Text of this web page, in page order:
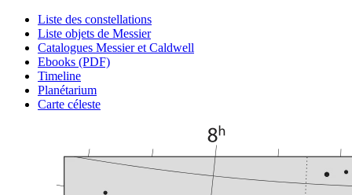
Liste des constellations
Liste objets de Messier
Catalogues Messier et Caldwell
Ebooks (PDF)
Timeline
Planétarium
Carte céleste